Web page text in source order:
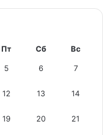
Пт Сб Вс
5 6 7
12 13 14
19 20 21